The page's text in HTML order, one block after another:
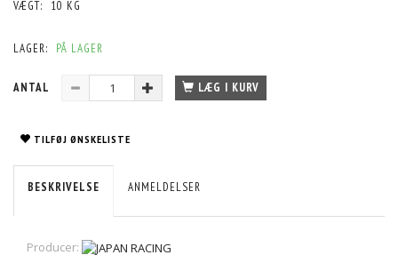
VÆGT:
10 KG
LAGER: PÅ LAGER
ANTAL LÆG I KURV
TILFØJ ØNSKELISTE
BESKRIVELSE ANMELDELSER
Producer: